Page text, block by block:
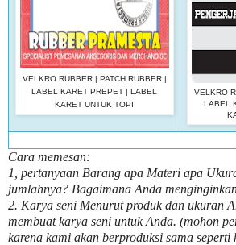
VELKRO RUBBER | PATCH RUBBER |
LABEL KARET PREPET | LABEL
KARET UNTUK TOPI
VELKRO
LABEL
Cara memesan:
1, pertanyaan Barang apa Materi apa
jumlahnya? Bagaimana Anda
2. Karya seni Menurut produk dan ukuran
membuat karya seni untuk Anda. (mohon
karena kami akan berproduksi sama seperti